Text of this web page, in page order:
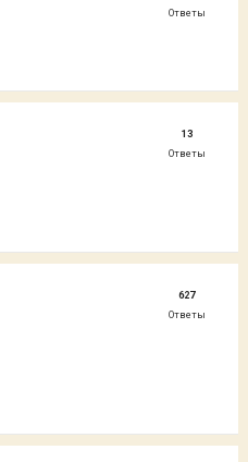
Ответы
13
Ответы
627
Ответы